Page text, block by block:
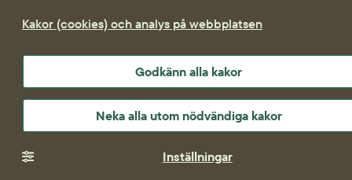
Kakor (cookies) och analys på webbplatsen
Godkänn alla kakor
Neka alla utom nödvändiga kakor
Inställningar